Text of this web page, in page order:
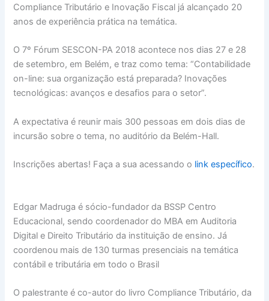
Compliance Tributário e Inovação Fiscal já alcançado 20
anos de experiência prática na temática.
O 7º Fórum SESCON-PA 2018 acontece nos dias 27 e 28
de setembro, em Belém, e traz como tema: “Contabilidade
on-line: sua organização está preparada? Inovações
tecnológicas: avanços e desafios para o setor”.
A expectativa é reunir mais 300 pessoas em dois dias de
incursão sobre o tema, no auditório da Belém-Hall.
Inscrições abertas! Faça a sua acessando o link específico.
Edgar Madruga é sócio-fundador da BSSP Centro
Educacional, sendo coordenador do MBA em Auditoria
Digital e Direito Tributário da instituição de ensino. Já
coordenou mais de 130 turmas presenciais na temática
contábil e tributária em todo o Brasil
O palestrante é co-autor do livro Compliance Tributário, da